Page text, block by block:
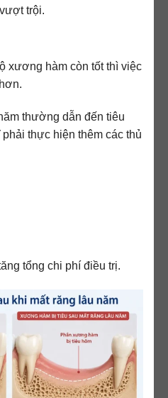
trội.
xương hàm còn tốt thì việc
thường dẫn đến tiêu
thực hiện thêm các thủ
tổng chi phí điều trị.